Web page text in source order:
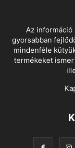
Az információ
gyorsabban
mindenféle
termékeket